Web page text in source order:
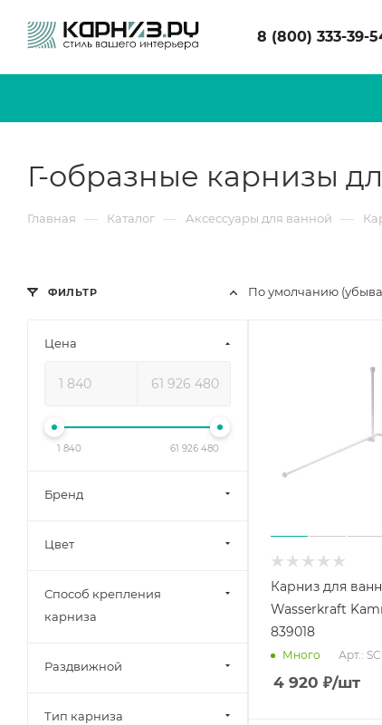
8 (800) 333-39-
Г-образные карнизы
Главная — Каталог — Аксессуары для ванной —
По умолчанию
Карниз для
Wasserkraft
839018
Много Арт.:
4 920 ₽/шт
ФИЛЬТР
Цена
1 840 61 926 480
Бренд
Цвет
Способ крепления
карниза
Раздвижной
Тип карниза